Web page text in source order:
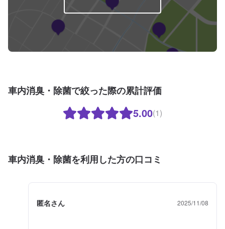
車内消臭・除菌で絞った際の累計評価
5.00(1)
車内消臭・除菌を利用した方の口コミ
匿名さん 2025/11/08